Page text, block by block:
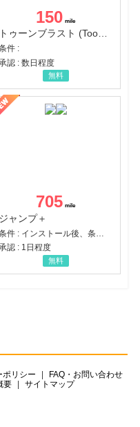
150
トゥーンブラスト (Toon Blast)
件 :
認 : 数日程度
無料
705
ジャンプ＋
認 : 1日程度
無料
ポリシー
FAQ・お問い合わせ
要 サイトマップ